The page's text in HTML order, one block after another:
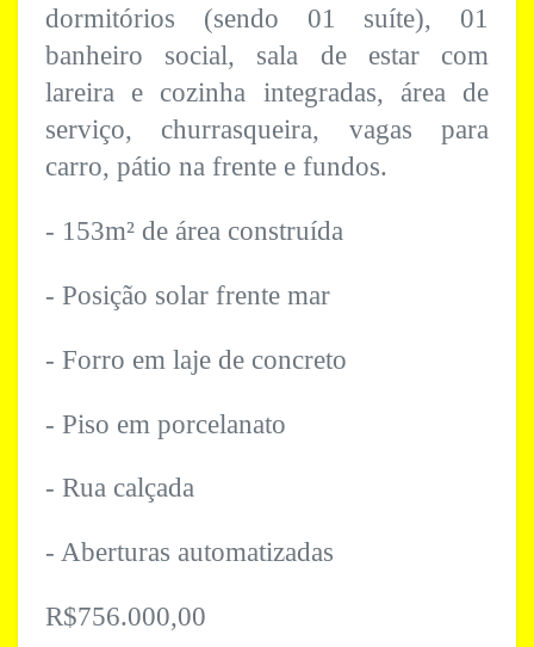
dormitórios (sendo 01 suíte), 01
banheiro social, sala de estar com
lareira e cozinha integradas, área de
serviço, churrasqueira, vagas para
carro, pátio na frente e fundos.
- 153m² de área construída
- Posição solar frente mar
- Forro em laje de concreto
- Piso em porcelanato
- Rua calçada
- Aberturas automatizadas
R$756.000,00